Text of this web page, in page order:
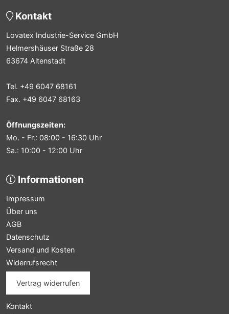
Kontakt
Lovatex Industrie-Service GmbH
Helmershäuser Straße 28
63674 Altenstadt
Tel. +49 6047 68161
Fax. +49 6047 68163
Öffnungszeiten:
Mo. - Fr.: 08:00 - 16:30 Uhr
Sa.: 10:00 - 12:00 Uhr
Informationen
Impressum
Über uns
AGB
Datenschutz
Versand und Kosten
Widerrufsrecht
Vertrag widerrufen
Kontakt